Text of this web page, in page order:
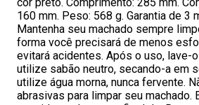
160 mm. Peso: 568 g. Garantia de 3
Mantenha seu machado sempre
forma você precisará de menos
evitará acidentes. Após o uso, lave-
utilize sabão neutro, secando-a em
utilize água morna, nunca fervente.
abrasivas para limpar seu machado.